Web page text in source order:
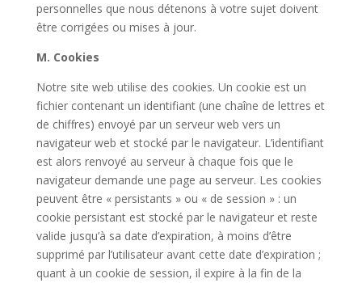
personnelles que nous détenons à votre sujet doivent
être corrigées ou mises à jour.
M. Cookies
Notre site web utilise des cookies. Un cookie est un
fichier contenant un identifiant (une chaîne de lettres et
de chiffres) envoyé par un serveur web vers un
navigateur web et stocké par le navigateur. L’identifiant
est alors renvoyé au serveur à chaque fois que le
navigateur demande une page au serveur. Les cookies
peuvent être « persistants » ou « de session » : un
cookie persistant est stocké par le navigateur et reste
valide jusqu’à sa date d’expiration, à moins d’être
supprimé par l’utilisateur avant cette date d’expiration ;
quant à un cookie de session, il expire à la fin de la